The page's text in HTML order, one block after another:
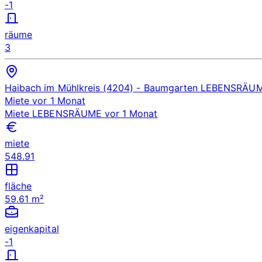
-1
räume
3
Haibach im Mühlkreis (4204) - Baumgarten
Miete vor 1 Monat
Miete LEBENSRÄUME vor 1 Monat
miete
548.91
fläche
59.61 m²
eigenkapital
-1